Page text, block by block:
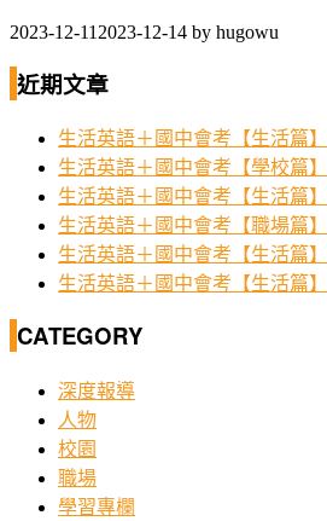
2023-12-11 2023-12-14 by hugowu
近期文章
生活英語＋國中會考【生活篇
生活英語＋國中會考【學校篇
生活英語＋國中會考【生活篇
生活英語＋國中會考【職場篇
生活英語＋國中會考【生活篇
生活英語＋國中會考【生活篇
CATEGORY
深度報導
人物
校園
職場
學習專欄